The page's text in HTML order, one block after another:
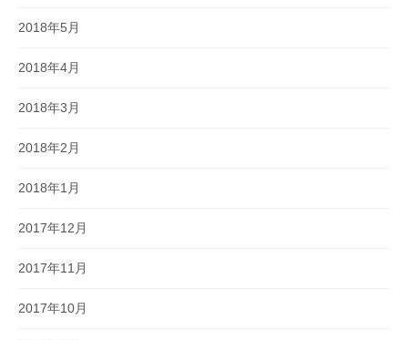
2018年5月
2018年4月
2018年3月
2018年2月
2018年1月
2017年12月
2017年11月
2017年10月